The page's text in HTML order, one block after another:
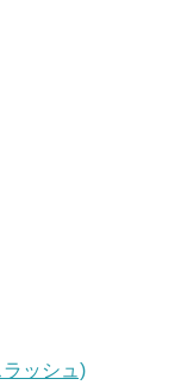
ッシュ)